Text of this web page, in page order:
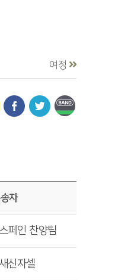
여정
자
페인 찬양팀
신자셀